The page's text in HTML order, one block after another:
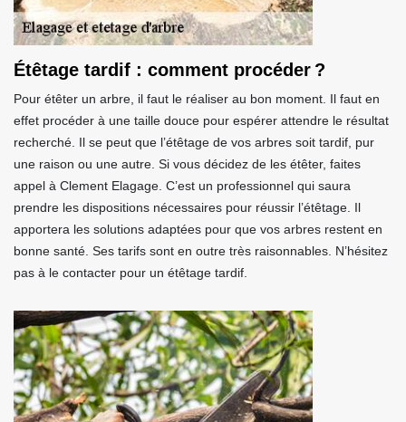
Étêtage tardif : comment procéder ?
Pour étêter un arbre, il faut le réaliser au bon moment. Il faut en
effet procéder à une taille douce pour espérer attendre le résultat
recherché. Il se peut que l’étêtage de vos arbres soit tardif, pur
une raison ou une autre. Si vous décidez de les étêter, faites
appel à Clement Elagage. C’est un professionnel qui saura
prendre les dispositions nécessaires pour réussir l’étêtage. Il
apportera les solutions adaptées pour que vos arbres restent en
bonne santé. Ses tarifs sont en outre très raisonnables. N’hésitez
pas à le contacter pour un étêtage tardif.